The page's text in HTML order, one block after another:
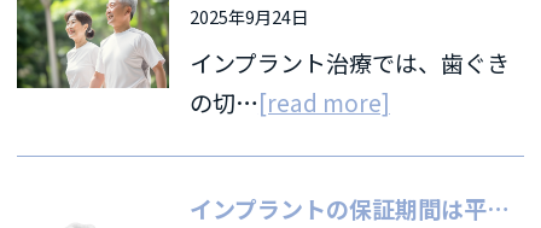
2025年9月24日
インプラント治療では、歯ぐき
の切…[read more]
インプラントの保証期間は平均何年？ 必要性・注意点をわかりやすく解説